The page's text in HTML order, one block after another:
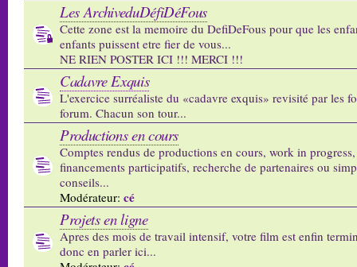
Les ArchiveduDéfiDéFous
Cette zone est la memoire du DefiDeFous pour que les
enfants puissent etre fier de vous...
NE RIEN POSTER ICI !!! MERCI !!!
Cadavre Exquis
L'exercice surréaliste du «cadavre exquis» revisité par les
forum. Chacun son tour...
Productions en cours
Comptes rendus de productions en cours, work in
financements participatifs, recherche de partenaires ou
conseils...
Modérateur: cé
Projets en ligne
Apres des mois de travail intensif, votre film est enfin
donc en parler ici...